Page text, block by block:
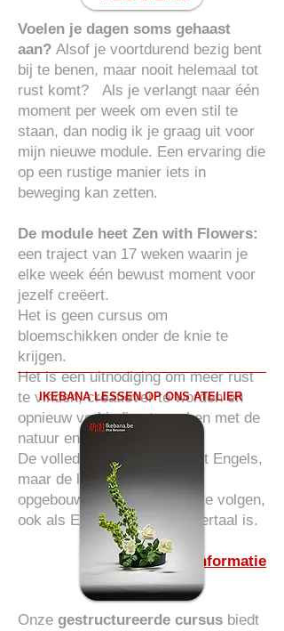
Voelen je dagen soms gehaast
aan? Alsof je voortdurend bezig bent
bij te benen, maar nooit helemaal tot
rust komt? Als je verlangt naar één
moment per week om even stil te
staan, dan nodig ik je graag uit voor
mijn nieuwe module. Een ervaring die
op een rustige manier iets in
beweging kan zetten.
De module heet Zen with Flowers:
een traject van 17 weken waarin je
elke week één bewust moment voor
jezelf creëert.
Het is geen cursus om
bloemschikken onder de knie te
krijgen.
Het is een uitnodiging om meer rust
te vinden, creatiever te worden en
opnieuw verbinding te maken met de
natuur en met jezelf.
De volledige module is in het Engels,
maar de lessen zijn rustig
opgebouwd en gemakkelijk te volgen,
ook als Engels niet je moedertaal is.
Meer Informatie
IKEBANA LESSEN OP ONS ATELIER
Onze gestructureerde cursus biedt